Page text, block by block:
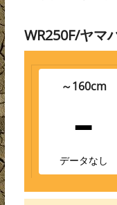
WR250F/ヤマ
～160cm
-
データなし